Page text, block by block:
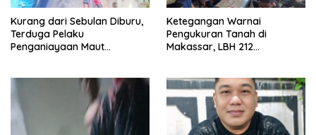
Kurang dari Sebulan Diburu,
Terduga Pelaku
Penganiayaan Maut
Ketegangan Warnai
Pengukuran Tanah di
Makassar, LBH 212
Pengamanan Polisi